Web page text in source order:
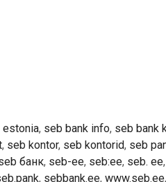
estonia, seb bank info, seb bank
, seb kontor, seb kontorid, seb
банк, seb-ee, seb:ee, seb. ee,
, sebbank.ee, www.seb.ee,